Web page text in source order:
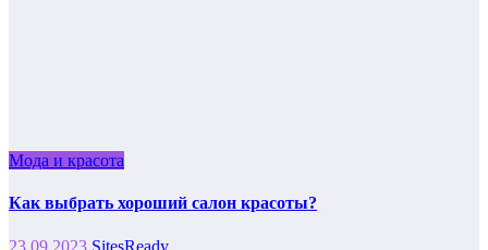
Мода и красота
Как выбрать хороший салон красоты?
23.09.2023 SitesReady